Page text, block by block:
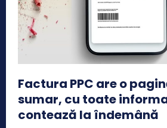
Factura PPC are o
sumar, cu toate
contează la îndemână